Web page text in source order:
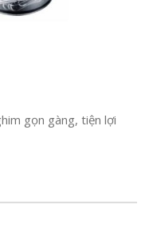
gọn gàng, tiện lợi